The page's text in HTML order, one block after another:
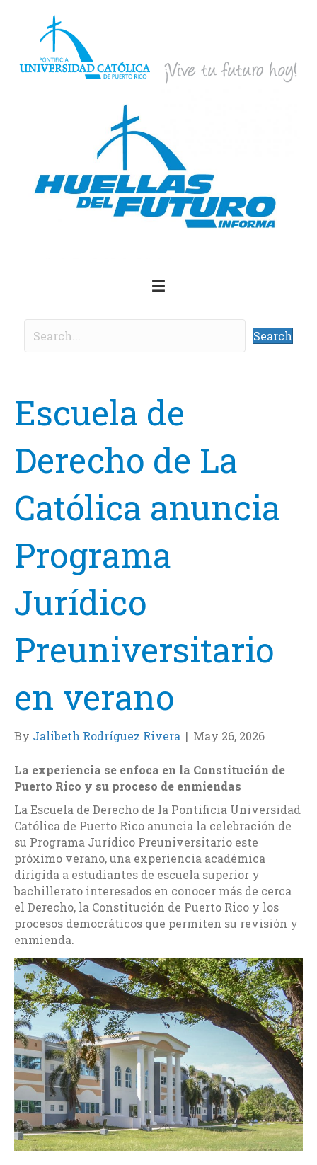
Search
Escuela de
Derecho de La
Católica anuncia
Programa
Jurídico
Preuniversitario
en verano
By Jalibeth Rodríguez Rivera | May 26, 2026
La experiencia se enfoca en la Constitución de
Puerto Rico y su proceso de enmiendas
La Escuela de Derecho de la Pontificia Universidad
Católica de Puerto Rico anuncia la celebración de
su Programa Jurídico Preuniversitario este
próximo verano, una experiencia académica
dirigida a estudiantes de escuela superior y
bachillerato interesados en conocer más de cerca
el Derecho, la Constitución de Puerto Rico y los
procesos democráticos que permiten su revisión y
enmienda.